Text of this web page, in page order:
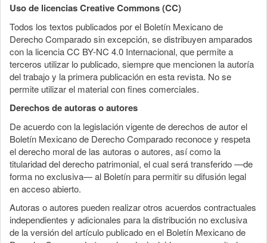
Uso de licencias Creative Commons (CC)
Todos los textos publicados por el Boletín Mexicano de
Derecho Comparado sin excepción, se distribuyen amparados
con la licencia CC BY-NC 4.0 Internacional, que permite a
terceros utilizar lo publicado, siempre que mencionen la autoría
del trabajo y la primera publicación en esta revista. No se
permite utilizar el material con fines comerciales.
Derechos de autoras o autores
De acuerdo con la legislación vigente de derechos de autor el
Boletín Mexicano de Derecho Comparado reconoce y respeta
el derecho moral de las autoras o autores, así como la
titularidad del derecho patrimonial, el cual será transferido —de
forma no exclusiva— al Boletín para permitir su difusión legal
en acceso abierto.
Autoras o autores pueden realizar otros acuerdos contractuales
independientes y adicionales para la distribución no exclusiva
de la versión del artículo publicado en el Boletín Mexicano de